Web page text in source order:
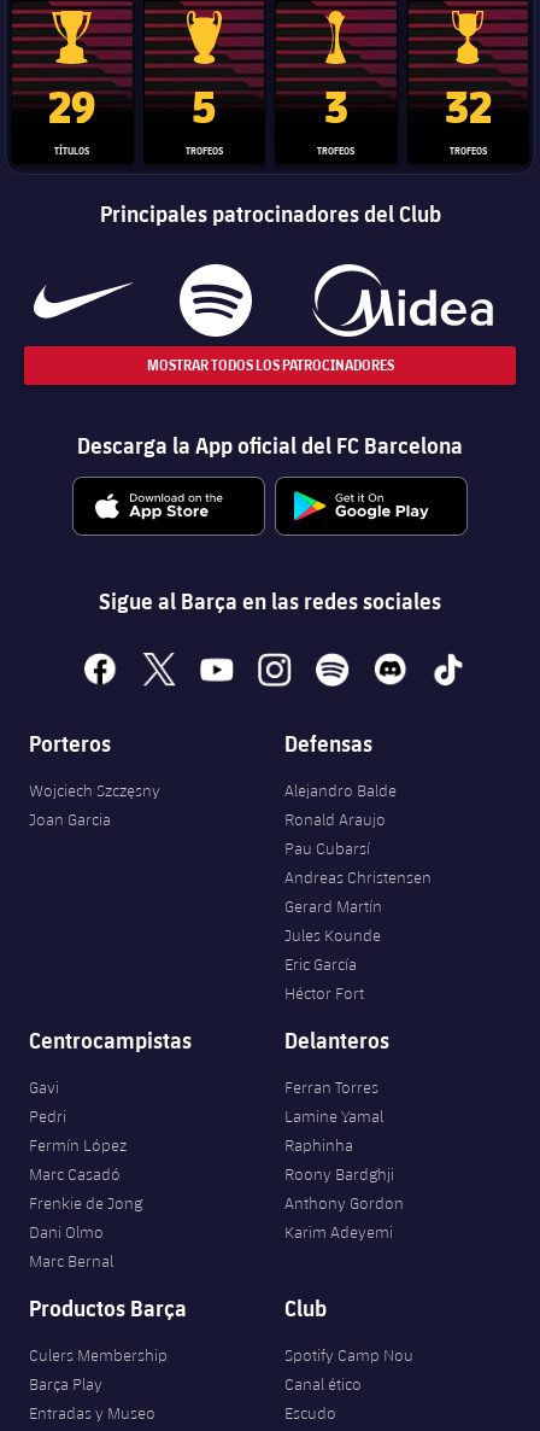
Trofeo de La Liga
29
TÍTULOS
Trofeo de la Liga de Campeones
5
TROFEOS
Trofeo del Mundial de
3
TROFEOS
Copa del
32
TROFEOS
Principales patrocinadores del Club
MOSTRAR TODOS LOS PATROCINADORES
Descarga la App oficial del FC Barcelona
Sigue al Barça en las redes sociales
facebook
x youtubeinstagramspotify discord tiktok
Porteros
Wojciech Szczęsny
Joan Garcia
Defensas
Alejandro Balde
Ronald Araujo
Pau Cubarsí
Andreas Christensen
Gerard Martín
Jules Kounde
Eric García
Héctor Fort
Centrocampistas
Gavi
Pedri
Fermín López
Marc Casadó
Frenkie de Jong
Dani Olmo
Marc Bernal
Delanteros
Ferran Torres
Lamine Yamal
Raphinha
Roony Bardghji
Anthony Gordon
Karim Adeyemi
Productos Barça
Culers Membership
Barça Play
Entradas y Museo
Club
Spotify Camp Nou
Canal ético
Escudo